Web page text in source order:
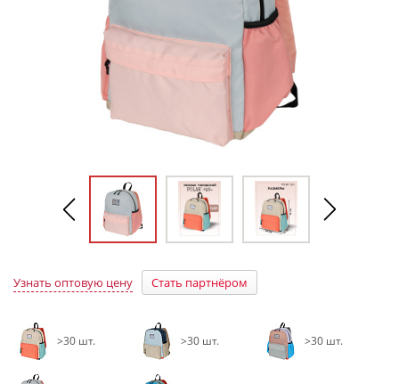
Узнать оптовую цену Стать партнёром
>30 шт. >30 шт. >30 шт.